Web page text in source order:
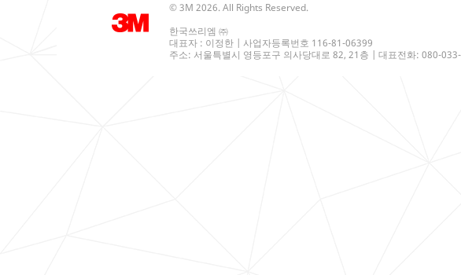
© 3M 2026. All Rights Reserved.
한국쓰리엠 ㈜
대표자 : 이정한 | 사업자등록번호 116-81-06399
주소: 서울특별시 영등포구 의사당대로 82, 21층 | 대표전화: 080-